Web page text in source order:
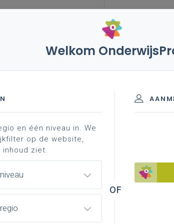
advent 2024:
leeftocht voor kinderen
op 1 A4
Welkom
en één niveau in. We
op de website,
ziet.